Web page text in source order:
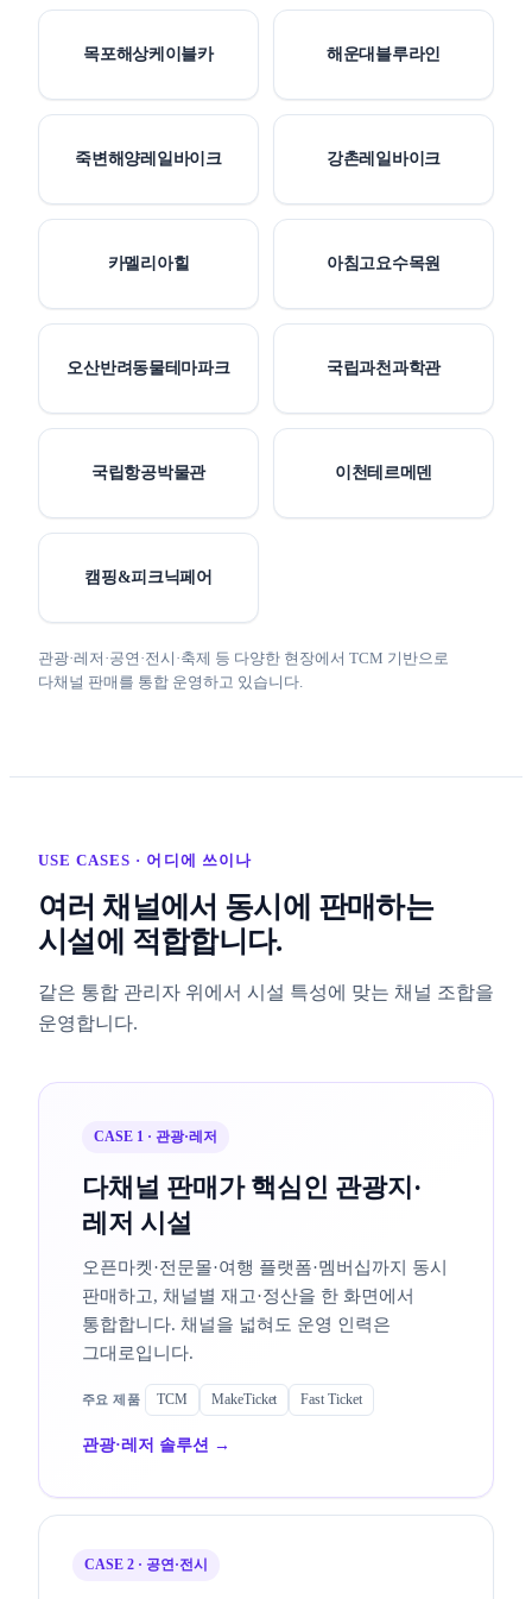
목포해상케이블카 해운대블루라인
죽변해양레일바이크 강촌레일바이크
카멜리아힐 아침고요수목원
오산반려동물테마파크 국립과천과학관
국립항공박물관 이천테르메덴
캠핑&피크닉페어
관광·레저·공연·전시·축제 등 다양한 현장에서 TCM 기반으로
다채널 판매를 통합 운영하고 있습니다.
USE CASES · 어디에 쓰이나
여러 채널에서 동시에 판매하는
시설에 적합합니다.
같은 통합 관리자 위에서 시설 특성에 맞는 채널 조합을
운영합니다.
CASE 1 · 관광·레저
다채널 판매가 핵심인 관광지·
레저 시설
오픈마켓·전문몰·여행 플랫폼·멤버십까지 동시
판매하고, 채널별 재고·정산을 한 화면에서
통합합니다. 채널을 넓혀도 운영 인력은
그대로입니다.
TCM MakeTicket Fast Ticket
관광·레저 솔루션 →
CASE 2 · 공연·전시